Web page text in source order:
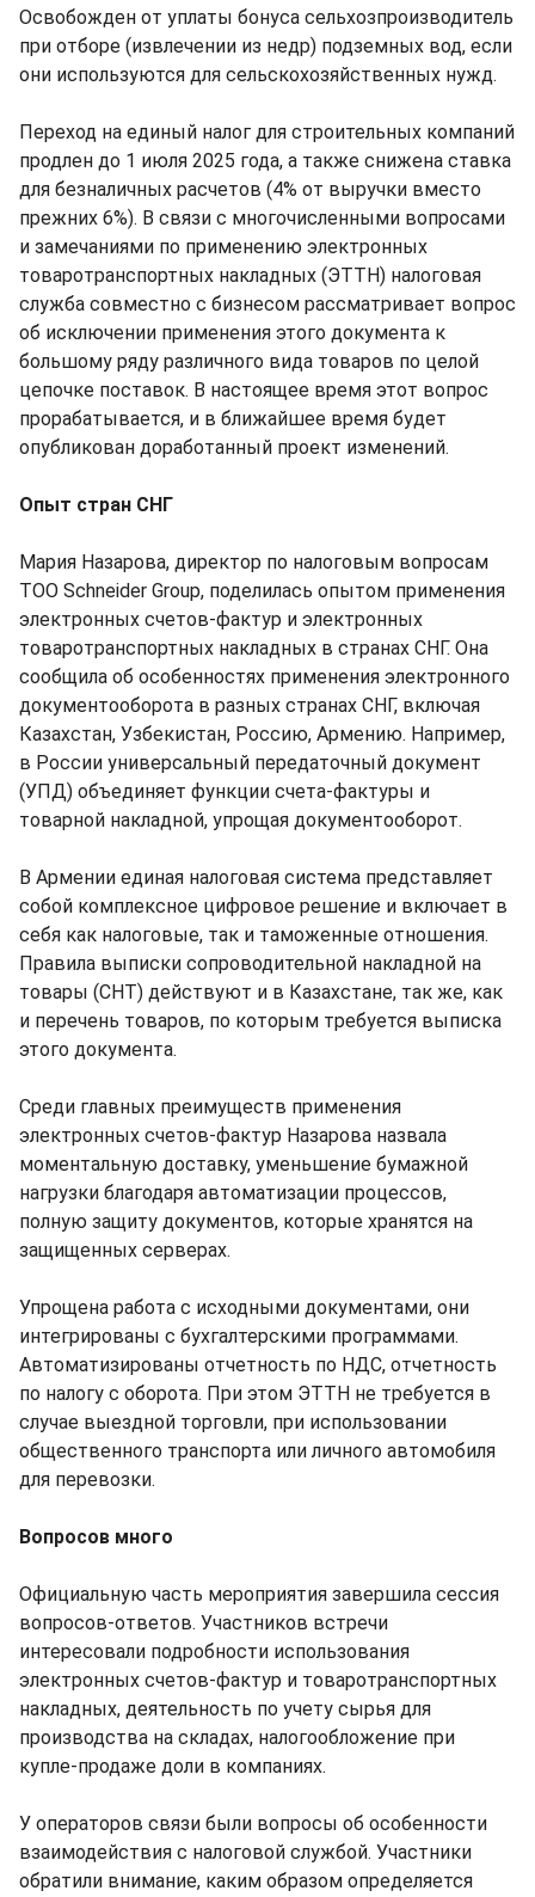
Освобожден от уплаты бонуса сельхозпроизводитель
при отборе (извлечении из недр) подземных вод, если
они используются для сельскохозяйственных нужд.
Переход на единый налог для строительных компаний
продлен до 1 июля 2025 года, а также снижена ставка
для безналичных расчетов (4% от выручки вместо
прежних 6%). В связи с многочисленными вопросами
и замечаниями по применению электронных
товаротранспортных накладных (ЭТТН) налоговая
служба совместно с бизнесом рассматривает вопрос
об исключении применения этого документа к
большому ряду различного вида товаров по целой
цепочке поставок. В настоящее время этот вопрос
прорабатывается, и в ближайшее время будет
опубликован доработанный проект изменений.
Опыт стран СНГ
Мария Назарова, директор по налоговым вопросам
ТОО Schneider Group, поделилась опытом применения
электронных счетов-фактур и электронных
товаротранспортных накладных в странах СНГ. Она
сообщила об особенностях применения электронного
документооборота в разных странах СНГ, включая
Казахстан, Узбекистан, Россию, Армению. Например,
в России универсальный передаточный документ
(УПД) объединяет функции счета-фактуры и
товарной накладной, упрощая документооборот.
В Армении единая налоговая система представляет
собой комплексное цифровое решение и включает в
себя как налоговые, так и таможенные отношения.
Правила выписки сопроводительной накладной на
товары (СНТ) действуют и в Казахстане, так же, как
и перечень товаров, по которым требуется выписка
этого документа.
Среди главных преимуществ применения
электронных счетов-фактур Назарова назвала
моментальную доставку, уменьшение бумажной
нагрузки благодаря автоматизации процессов,
полную защиту документов, которые хранятся на
защищенных серверах.
Упрощена работа с исходными документами, они
интегрированы с бухгалтерскими программами.
Автоматизированы отчетность по НДС, отчетность
по налогу с оборота. При этом ЭТТН не требуется в
случае выездной торговли, при использовании
общественного транспорта или личного автомобиля
для перевозки.
Вопросов много
Официальную часть мероприятия завершила сессия
вопросов-ответов. Участников встречи
интересовали подробности использования
электронных счетов-фактур и товаротранспортных
накладных, деятельность по учету сырья для
производства на складах, налогообложение при
купле-продаже доли в компаниях.
У операторов связи были вопросы об особенности
взаимодействия с налоговой службой. Участники
обратили внимание, каким образом определяется